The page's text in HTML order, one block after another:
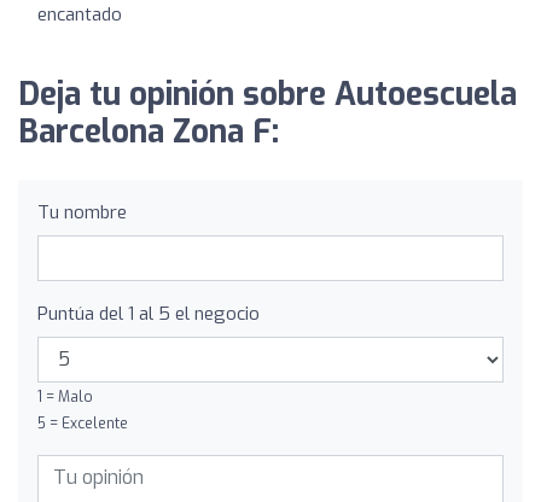
encantado
Deja tu opinión sobre Autoescuela
Barcelona Zona F:
Tu nombre
Puntúa del 1 al 5 el negocio
1 = Malo
5 = Excelente